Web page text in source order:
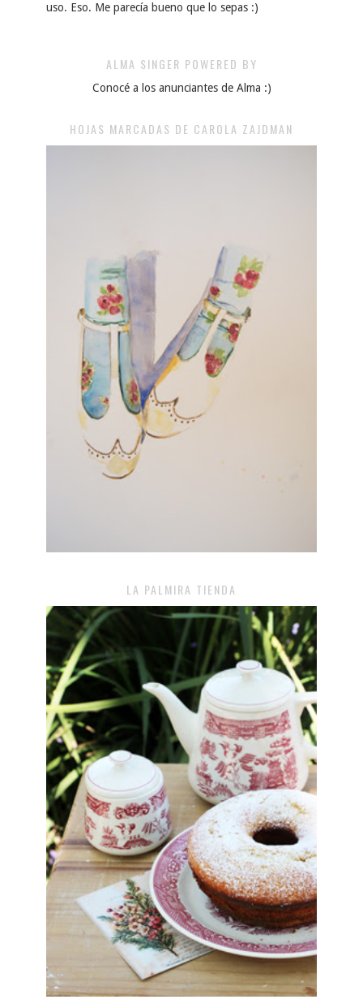
uso. Eso. Me parecía bueno que lo sepas :)
ALMA SINGER POWERED BY
Conocé a los anunciantes de Alma :)
HOJAS MARCADAS DE CAROLA ZAJDMAN
LA PALMIRA TIENDA